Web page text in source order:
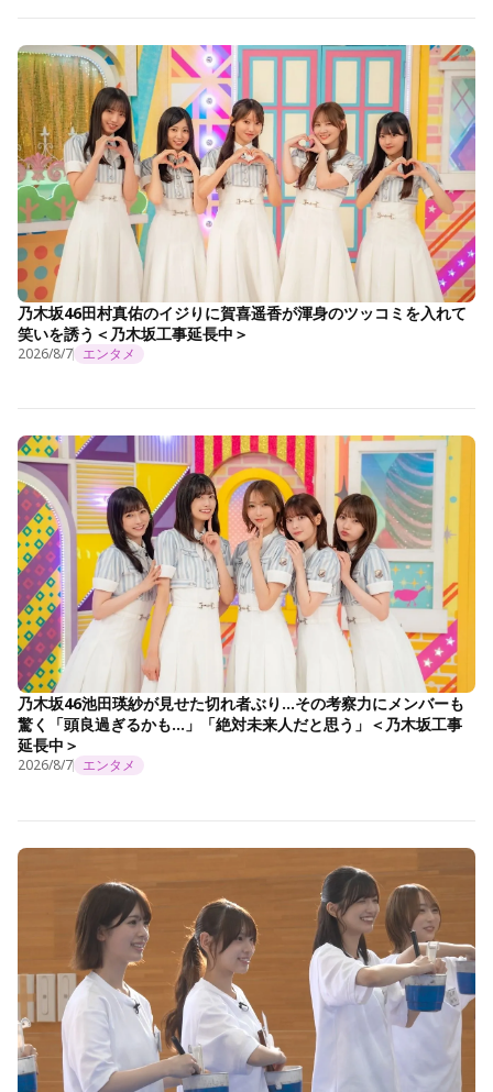
乃木坂46田村真佑のイジりに賀喜遥香が渾身のツッコミを入れて
笑いを誘う＜乃木坂工事延長中＞
2026/8/7 エンタメ
乃木坂46池田瑛紗が見せた切れ者ぶり…その考察力にメンバーも
驚く「頭良過ぎるかも…」「絶対未来人だと思う」＜乃木坂工事
延長中＞
2026/8/7 エンタメ